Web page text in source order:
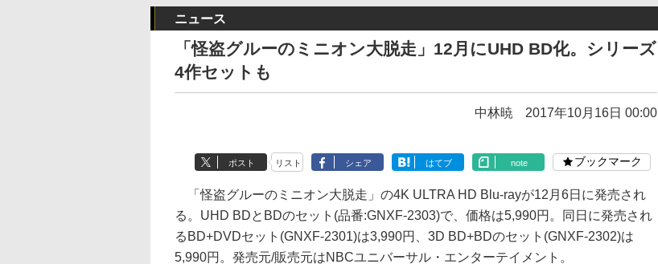
ニュース
「怪盗グルーのミニオン大脱走」12月にUHD BD化。シリーズ
4作セットも
中林暁 2017年10月16日 00:00
ポスト リスト シェア はてブ note ブックマーク
「怪盗グルーのミニオン大脱走」の4K ULTRA HD Blu-rayが12月6日に発売され
る。UHD BDとBDのセット(品番:GNXF-2303)で、価格は5,990円。同日に発売され
るBD+DVDセット(GNXF-2301)は3,990円、3D BD+BDのセット(GNXF-2302)は
5,990円。発売元/販売元はNBCユニバーサル・エンターテイメント。